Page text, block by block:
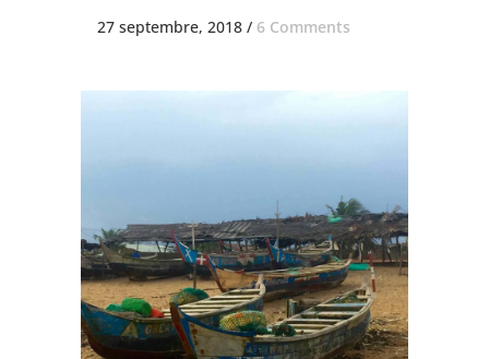
27 septembre, 2018 / 6 Comments